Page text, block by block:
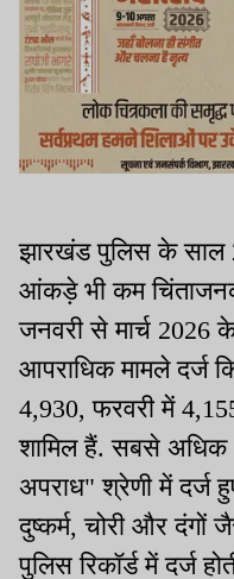
झारखंड पुलिस के साल
आंकड़े भी कम
जनवरी से मार्च 2026
आपराधिक मामले दर्ज
4,930, फरवरी में
शामिल हैं. सबसे अधिक
अपराध" श्रेणी में दर्ज
दुष्कर्म, चोरी और दंगों
पुलिस रिकॉर्ड में दर्ज